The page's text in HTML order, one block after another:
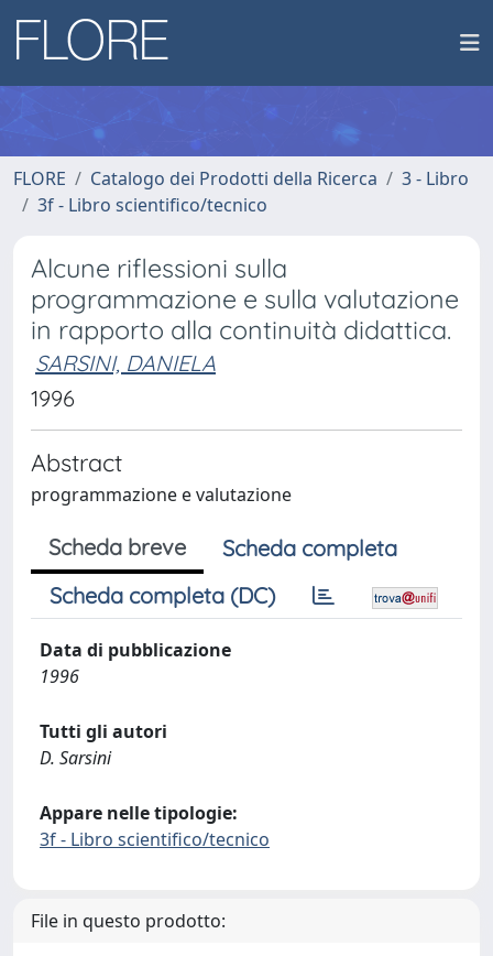
FLORE Catalogo dei Prodotti della Ricerca
3 - Libro
3f - Libro scientifico/tecnico
Alcune riflessioni sulla
programmazione e sulla valutazione
in rapporto alla continuità didattica.
SARSINI, DANIELA
1996
Abstract
programmazione e valutazione
Scheda breve
Scheda completa
Scheda completa (DC)
Data di pubblicazione
1996
Tutti gli autori
D. Sarsini
Appare nelle tipologie:
3f - Libro scientifico/tecnico
File in questo prodotto: